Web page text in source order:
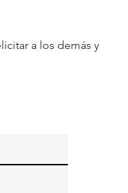
a los demás y